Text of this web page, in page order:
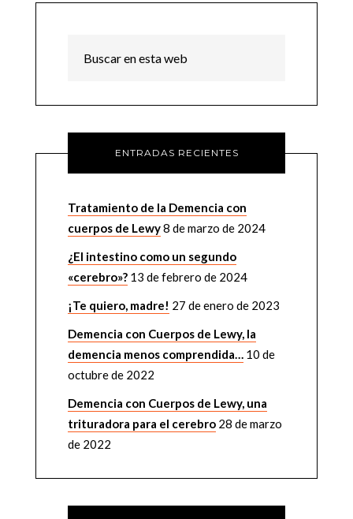
ENTRADAS RECIENTES
Tratamiento de la Demencia con
cuerpos de Lewy8 de marzo de 2024
¿El intestino como un segundo
«cerebro»? 13 de febrero de 2024
¡Te quiero, madre! 27 de enero de 2023
Demencia con Cuerpos de Lewy, la
demencia menos comprendida… 10 de
octubre de 2022
Demencia con Cuerpos de Lewy, una
trituradora para el cerebro 28 de marzo
de 2022